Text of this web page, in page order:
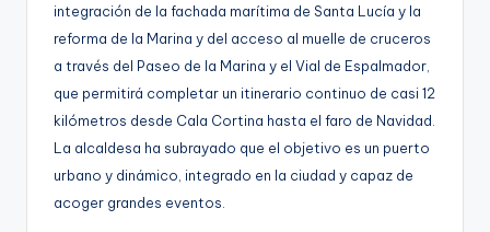
integración de la fachada marítima de Santa Lucía y la
reforma de la Marina y del acceso al muelle de cruceros
a través del Paseo de la Marina y el Vial de Espalmador,
que permitirá completar un itinerario continuo de casi 12
kilómetros desde Cala Cortina hasta el faro de Navidad.
La alcaldesa ha subrayado que el objetivo es un puerto
urbano y dinámico, integrado en la ciudad y capaz de
acoger grandes eventos.